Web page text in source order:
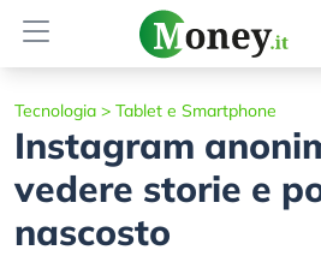
Tecnologia > Tablet e Smartphone
Instagram
vedere storie e
nascosto